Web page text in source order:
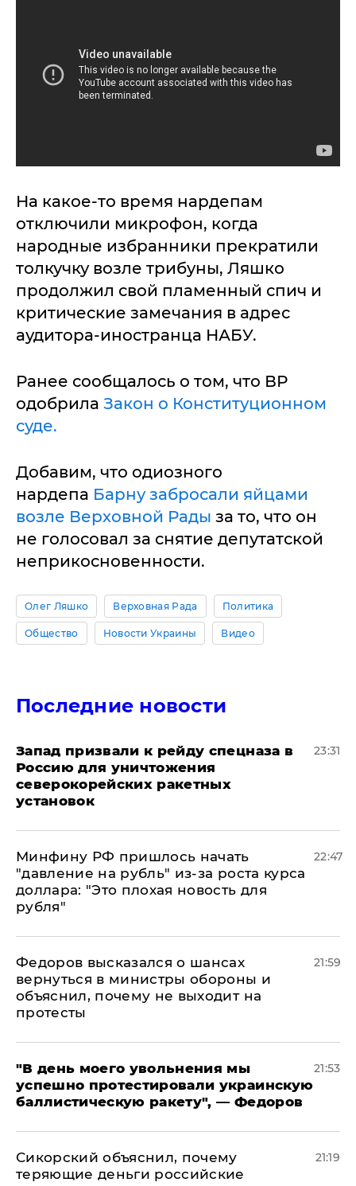
На какое-то время нардепам
отключили микрофон, когда
народные избранники прекратили
толкучку возле трибуны, Ляшко
продолжил свой пламенный спич и
критические замечания в адрес
аудитора-иностранца НАБУ.
Ранее сообщалось о том, что ВР
одобрила Закон о Конституционном
суде.
Добавим, что одиозного
нардепа Барну забросали яйцами
возле Верховной Рады за то, что он
не голосовал за снятие депутатской
неприкосновенности.
Олег Ляшко Верховная Рада Политика
Общество Новости Украины Видео
Последние новости
Запад призвали к рейду спецназа в
Россию для уничтожения
северокорейских ракетных
установок
23:31
Минфину РФ пришлось начать
"давление на рубль" из-за роста курса
доллара: "Это плохая новость для
рубля"
22:47
Федоров высказался о шансах
вернуться в министры обороны и
объяснил, почему не выходит на
протесты
21:59
​"В день моего увольнения мы
успешно протестировали украинскую
баллистическую ракету", — Федоров
21:53
Сикорский объяснил, почему
теряющие деньги российские
21:19